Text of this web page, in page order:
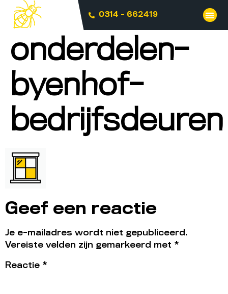
0314 - 662419
onderdelen-
byenhof-
bedrijfsdeuren
Geef een reactie
Je e-mailadres wordt niet gepubliceerd.
Vereiste velden zijn gemarkeerd met *
Reactie *